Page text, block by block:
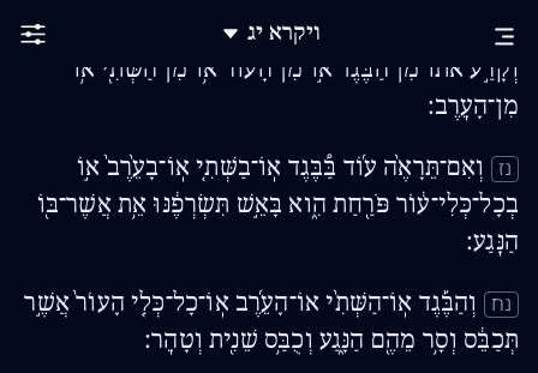
ויקרא יג נו
וְאִם֮ רָאָ֣ה הַכֹּהֵן֒ וְהִנֵּה֙ כֵּהָ֣ה הַנֶּ֔גַע אַחֲרֵ֖י הֻכַּבֵּ֣ס אֹת֑וֹ
וְקָרַ֣ע אֹת֗וֹ מִן־הַבֶּ֙גֶד֙ א֣וֹ מִן־הָע֔וֹר א֥וֹ מִן־הַשְּׁתִ֖י א֥וֹ
מִן־הָעֵֽרֶב׃
נז
וְאִם־תֵּרָאֶ֨ה ע֜וֹד בַּ֠בֶּגֶד אֽוֹ־בַשְּׁתִ֤י אֽוֹ־בָעֵ֙רֶב֙ א֣וֹ
בְכָל־כְּלִי־ע֔וֹר פֹּרַ֖חַת הִ֑וא בָּאֵ֣שׁ תִּשְׂרְפֶ֔נּוּ אֵ֥ת אֲשֶׁר־בּ֖וֹ
הַנָּֽגַע׃
נח
וְהַבֶּ֡גֶד אֽוֹ־הַשְּׁתִ֨י אוֹ־הָעֵ֜רֶב אֽוֹ־כָל־כְּלִ֤י הָעוֹר֙ אֲשֶׁ֣ר
תְּכַבֵּ֔ס וְסָ֥ר מֵהֶ֖ם הַנָּ֑גַע וְכֻבַּ֥ס שֵׁנִ֖ית וְטָהֵֽר׃